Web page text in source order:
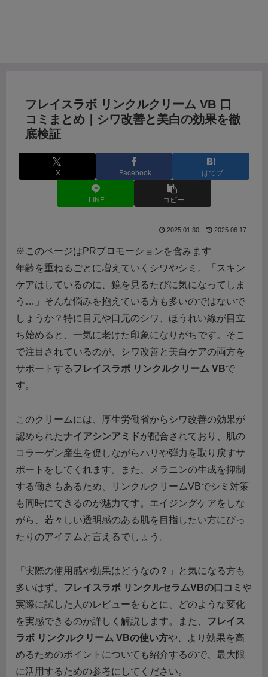
フレイスラボ リンクルクリーム VB 口
コミまとめ｜シワ改善と美白の効果を徹
底検証
X Facebook はてブ
LINE コピー
2025.01.30 2025.06.17
※このページはPRプロモーションを含みます
年齢を重ねるごとに増えていくシワやシミ。「スキン
ケアはしているのに、鏡を見るたびに気になってしま
う…」そんな悩みを抱えている方も多いのではないで
しょうか？特に目元や口元のシワ、ほうれい線が目立
ち始めると、一気に老けた印象になりがちです。そこ
で注目されているのが、シワ改善と美白ケアの両方を
サポートするフレイスラボ リンクルクリーム VBで
す。
このクリームには、厚生労働省からシワ改善の効果が
認められたナイアシンアミドが配合されており、肌の
コラーゲン産生を促しながらハリや弾力を取り戻すサ
ポートをしてくれます。また、メラニンの生成を抑制
する働きもあるため、リンクルクリームVBでシミ対策
も同時にできるのが魅力です。エイジングケアをしな
がら、若々しい透明感のある肌を目指したい方にぴっ
たりのアイテムと言えるでしょう。
「実際の使用感や効果はどうなの？」と気になる方も
多いはず。 フレイスラボ リンクルセラムVBの口コミ や
実際に試した人のレビューをもとに、どのような変化
を実感できるのか詳しく解説します。また、 フレイス
ラボ リンクルクリーム VBの使い方や、より効果を高
めるためのポイントについても紹介するので、最大限
に活用するための参考にしてください。